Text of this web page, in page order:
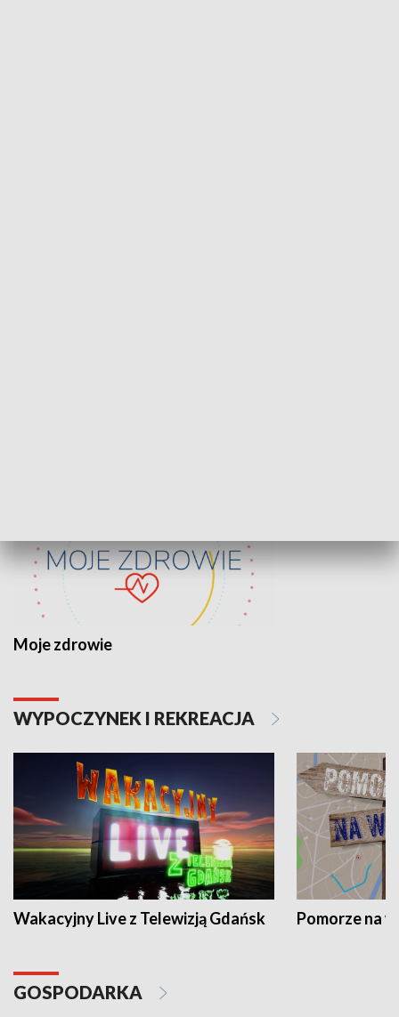
Moje zdrowie
WYPOCZYNEK I REKREACJA
Wakacyjny Live z Telewizją Gdańsk Pomorze na
GOSPODARKA